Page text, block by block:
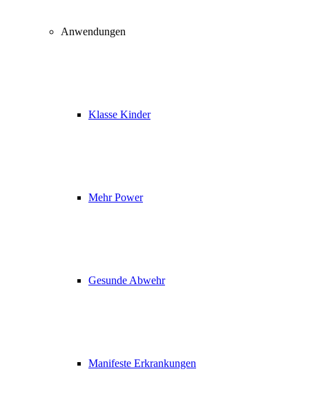
Anwendungen
Klasse Kinder
Mehr Power
Gesunde Abwehr
Manifeste Erkrankungen